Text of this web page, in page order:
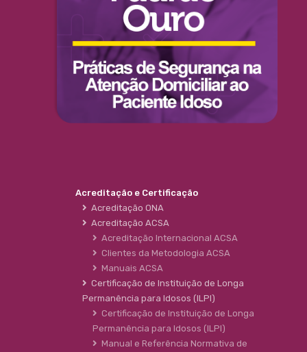
Acreditação e Certificação
Acreditação ONA
Acreditação ACSA
Acreditação Internacional ACSA
Clientes da Metodologia ACSA
Manuais ACSA
Certificação de Instituição de Longa
Permanência para Idosos (ILPI)
Certificação de Instituição de Longa
Permanência para Idosos (ILPI)
Manual e Referência Normativa de